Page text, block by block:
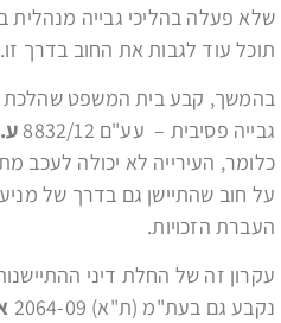
שלא פעלה בהליכי גבייה מנהלית
תוכל עוד לגבות את החוב בדרך זו.
בהמשך, קבע בית המשפט שהלכת
גבייה פסיבית – עע"ם 8832/12
על חוב שהתיישן גם בדרך של
העברת הזכויות.
עקרון זה של החלת דיני
נקבע גם בעת"מ (ת"א) 2064-09